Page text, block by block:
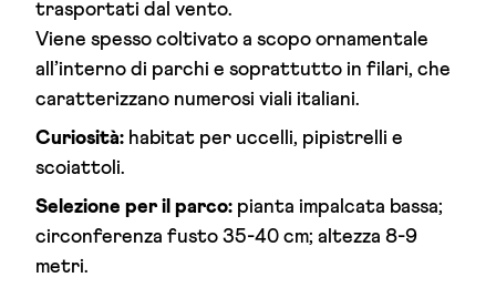
trasportati dal vento.
Viene spesso coltivato a scopo ornamentale
all’interno di parchi e soprattutto in filari, che
caratterizzano numerosi viali italiani.
Curiosità: habitat per uccelli, pipistrelli e
scoiattoli.
Selezione per il parco: pianta impalcata bassa;
circonferenza fusto 35-40 cm; altezza 8-9
metri.